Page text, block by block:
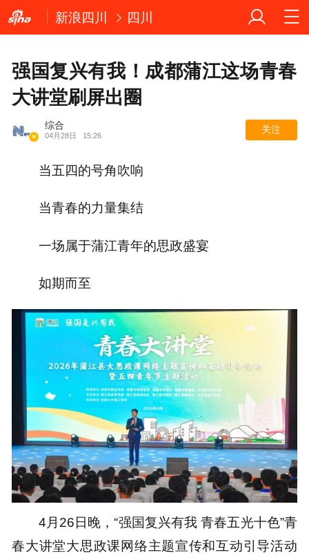
新浪四川 四川
强国复兴有我！成都蒲江这场青春
大讲堂刷屏出圈
综合
04月28日 15:26
关注
当五四的号角吹响
当青春的力量集结
一场属于蒲江青年的思政盛宴
如期而至
4月26日晚，“强国复兴有我 青春五光十色”青
春大讲堂大思政课网络主题宣传和互动引导活动